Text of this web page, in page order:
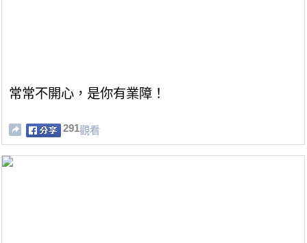
常常不開心，是你有業障！
291觀看